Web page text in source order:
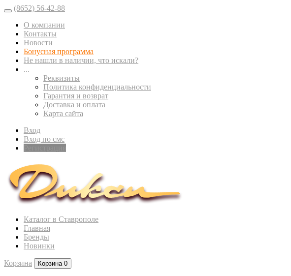
(8652) 56-42-88
О компании
Контакты
Новости
Бонусная программа
Не нашли в наличии, что искали?
...
Реквизиты
Политика конфиденциальности
Гарантия и возврат
Доставка и оплата
Карта сайта
Вход
Вход по смс
Каталог в Ставрополе
Главная
Бренды
Новинки
Корзина Корзина 0